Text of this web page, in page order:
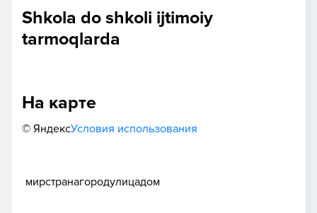
Shkola do shkoli ijtimoiy
tarmoqlarda
На карте
© ЯндексУсловия использования
мирстранагородулицадом